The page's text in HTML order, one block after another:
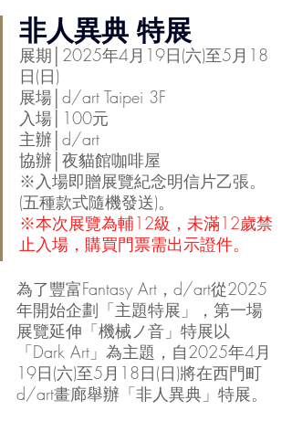
非人異典 特展
展期│ 2025年4月19日(六)至5月18
日(日)
展場│d/art Taipei 3F
入場│100元
主辦│d/art
協辦│夜貓館咖啡屋
※入場即贈展覽紀念明信片乙張。
(五種款式隨機發送)。
※本次展覽為輔12級，未滿12歲禁
止入場，購買門票需出示證件。
為了豐富Fantasy Art，d/art從2025
年開始企劃「主題特展」，第一場
展覽延伸「機械ノ音」特展以
「Dark Art」為主題，自2025年4月
19日(六)至5月18日(日)將在西門町
d/art畫廊舉辦「非人異典」特展。